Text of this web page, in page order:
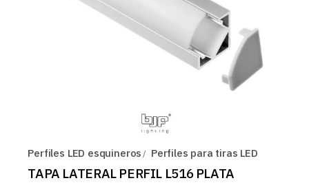
Perfiles LED esquineros Perfiles para tiras LED
TAPA LATERAL PERFIL L516 PLATA